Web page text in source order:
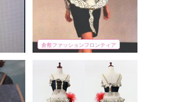
倉敷ファッションフロンティア